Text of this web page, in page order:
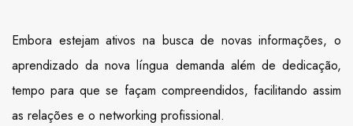
Embora estejam ativos na busca de novas informações, o
aprendizado da nova língua demanda além de dedicação,
tempo para que se façam compreendidos, facilitando assim
as relações e o networking profissional.